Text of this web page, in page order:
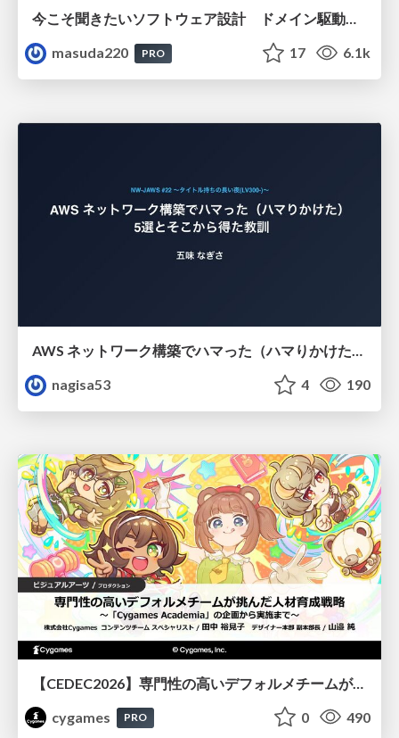
masuda220
PRO 17 6.1k
AWS ネットワーク構築でハマった（ハマりかけた） 5選とそこから得た教訓
nagisa53
4 190
【CEDEC2026】専門性の高いデフォルメチームが挑んだ人材育成戦略 〜Cygames Academiaの企画から実施まで〜
cygames
PRO 0 490